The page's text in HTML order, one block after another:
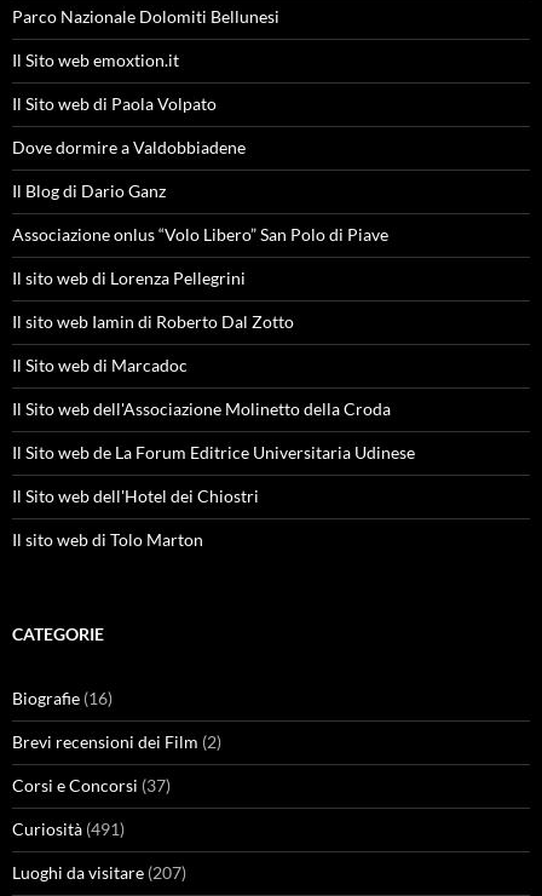
Parco Nazionale Dolomiti Bellunesi
Il Sito web emoxtion.it
Il Sito web di Paola Volpato
Dove dormire a Valdobbiadene
Il Blog di Dario Ganz
Associazione onlus “Volo Libero” San Polo di Piave
Il sito web di Lorenza Pellegrini
Il sito web Iamin di Roberto Dal Zotto
Il Sito web di Marcadoc
Il Sito web dell'Associazione Molinetto della Croda
Il Sito web de La Forum Editrice Universitaria Udinese
Il Sito web dell'Hotel dei Chiostri
Il sito web di Tolo Marton
CATEGORIE
Biografie (16)
Brevi recensioni dei Film (2)
Corsi e Concorsi (37)
Curiosità (491)
Luoghi da visitare (207)